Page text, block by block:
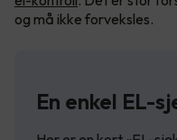
og må ikke forveksles.
En enkel EL-